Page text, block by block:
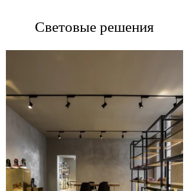
Световые решения